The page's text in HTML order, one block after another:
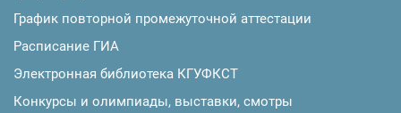
График повторной промежуточной аттестации
Расписание ГИА
Электронная библиотека КГУФКСТ
Конкурсы и олимпиады, выставки, смотры